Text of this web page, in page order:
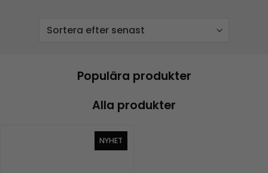
Populära produkter
Alla produkter
NYHET